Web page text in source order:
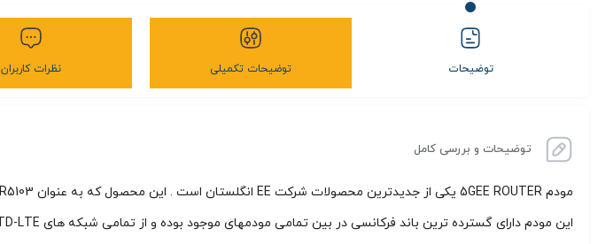
توضیحات توضیحات تکمیلی نظرات کاربران
توضیحات و بررسی کامل
این مودم دارای گسترده ترین باند فرکانسی در بین تمامی مودمهای موجود بوده و از تمامی شبکه های TD-LTE و 4G و 4.5G و 5G پشتیبانی می کند.